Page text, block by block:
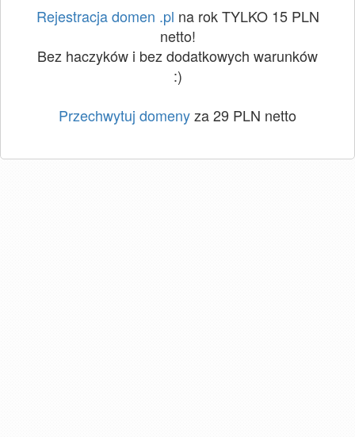
Rejestracja domen .pl na rok TYLKO 15 PLN
netto!
Bez haczyków i bez dodatkowych warunków
:)
Przechwytuj domenyza 29 PLN netto